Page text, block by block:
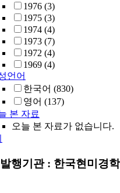
1976 (3)
1975 (3)
1974 (4)
1973 (7)
1972 (4)
1969 (4)
언어
한국어 (830)
영어 (137)
본 자료
오늘 본 자료가 없습니다.
발행기관 : 한국현미경